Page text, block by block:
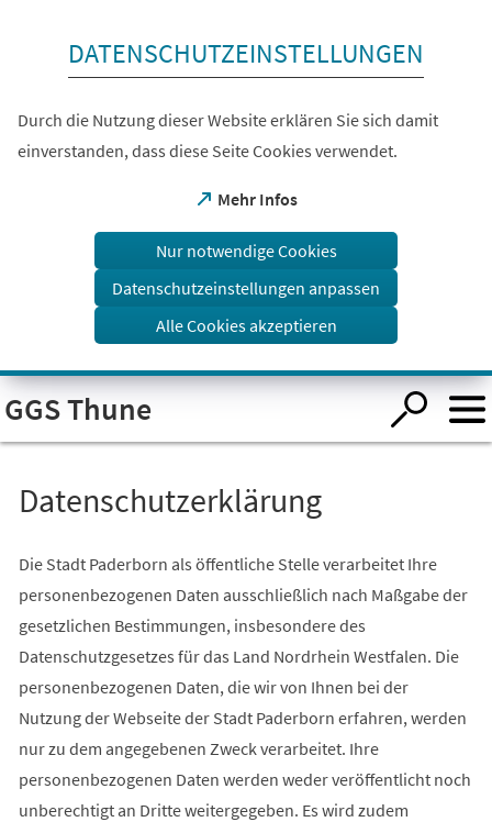
Visuelle
Assistenzsoftware
öffnen.
DATENSCHUTZEINSTELLUNGEN
Durch die Nutzung dieser Website erklären Sie sich damit
einverstanden, dass diese Seite Cookies verwendet.
Mehr Infos
(Öffnet
einem
Tab)
Nur notwendige Cookies
Datenschutzeinstellungen anpassen
Alle Cookies akzeptieren
GGS Thune
Datenschutzerklärung
Die Stadt Paderborn als öffentliche Stelle verarbeitet Ihre
personenbezogenen Daten ausschließlich nach Maßgabe der
gesetzlichen Bestimmungen, insbesondere des
Datenschutzgesetzes für das Land Nordrhein Westfalen. Die
personenbezogenen Daten, die wir von Ihnen bei der
Nutzung der Webseite der Stadt Paderborn erfahren, werden
nur zu dem angegebenen Zweck verarbeitet. Ihre
personenbezogenen Daten werden weder veröffentlicht noch
unberechtigt an Dritte weitergegeben. Es wird zudem